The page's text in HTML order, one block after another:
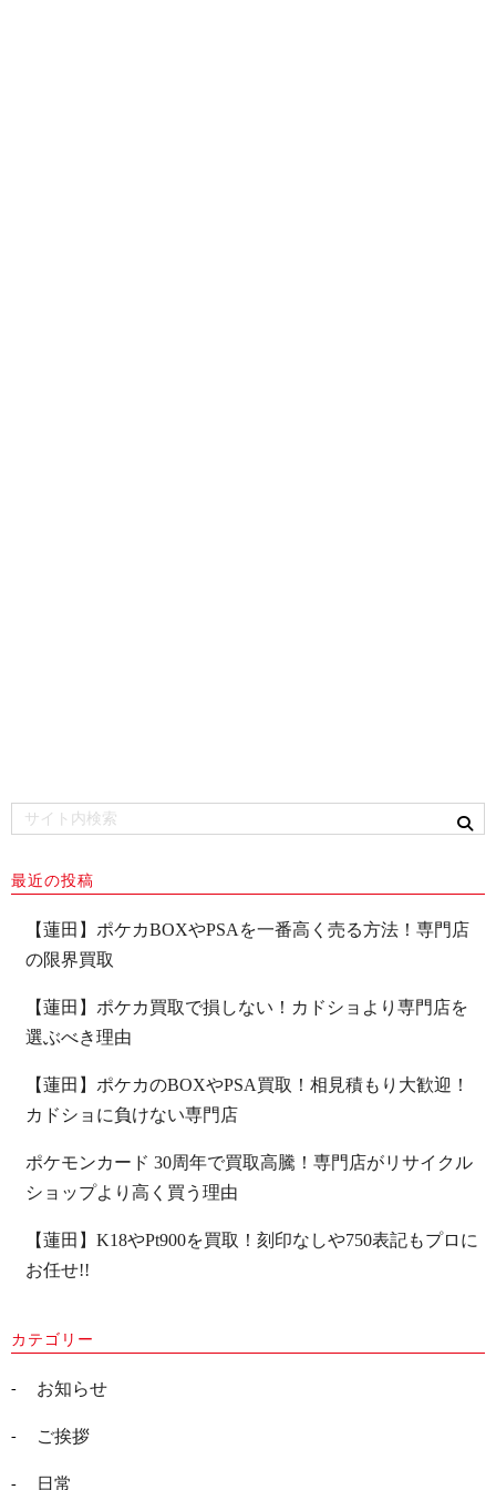
最近の投稿
【蓮田】ポケカBOXやPSAを一番高く売る方法！専門店
の限界買取
【蓮田】ポケカ買取で損しない！カドショより専門店を
選ぶべき理由
【蓮田】ポケカのBOXやPSA買取！相見積もり大歓迎！
カドショに負けない専門店
ポケモンカード 30周年で買取高騰！専門店がリサイクル
ショップより高く買う理由
【蓮田】K18やPt900を買取！刻印なしや750表記もプロに
お任せ!!
カテゴリー
お知らせ
ご挨拶
日常